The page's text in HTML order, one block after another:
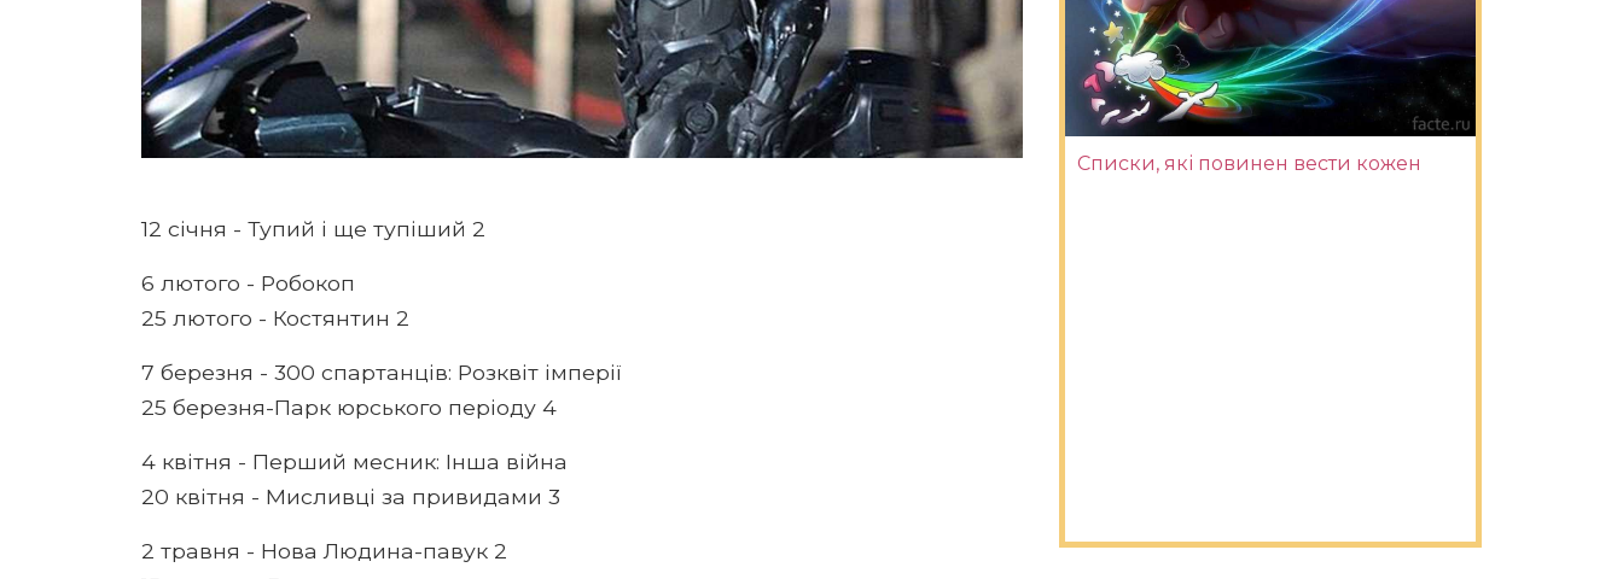
12 січня - Тупий і ще тупіший 2
6 лютого - Робокоп
25 лютого - Костянтин 2
7 березня - 300 спартанців: Розквіт імперії
25 березня-Парк юрського періоду 4
4 квітня - Перший месник: Інша війна
20 квітня - Мисливці за привидами 3
2 травня - Нова Людина-павук 2
Списки, які повинен вести кожен